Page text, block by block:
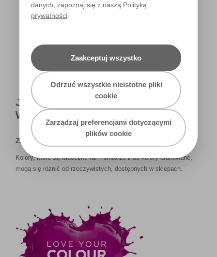
danych, zapoznaj się z naszą Polityką
prywatności
Zaakceptuj wszystko
Odrzuć wszystkie nieistotne pliki
cookie
Zarządzaj preferencjami dotyczącymi
plików cookie
JAK NAPRAWDĘ KOLOR BĘDZIE
WYGLĄDAŁ W TWOIM DOMU?
Zastrzeżenie
Kolory, które są widoczne na monitorze i/lub kolory drukowane,
mogą się różnić od rzeczywistych, dostępnych w sklepach.